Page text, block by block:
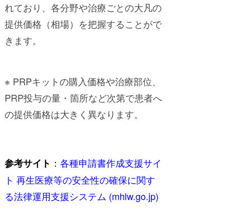
れており、各分野や治療ごとの大凡の
提供価格（相場）を把握することがで
きます。
※ PRPキットの購入価格や治療部位、
PRP投与の量・箇所など次第で患者へ
の提供価格は大きく異なります。
参考サイト ： 各種申請書作成支援サイ
ト 再生医療等の安全性の確保に関す
る法律運用支援システム (mhlw.go.jp)